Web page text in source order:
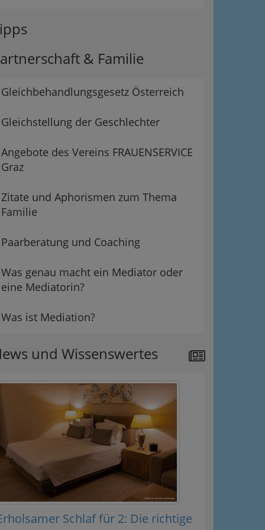
& Familie
Gleichbehandlungsgesetz Österreich
Gleichstellung der Geschlechter
Angebote des Vereins FRAUENSERVICE
Graz
Zitate und Aphorismen zum Thema
Familie
Paarberatung und Coaching
Was genau macht ein Mediator oder
eine Mediatorin?
Was ist Mediation?
und Wissenswertes
Schlaf für 2: Die richtige